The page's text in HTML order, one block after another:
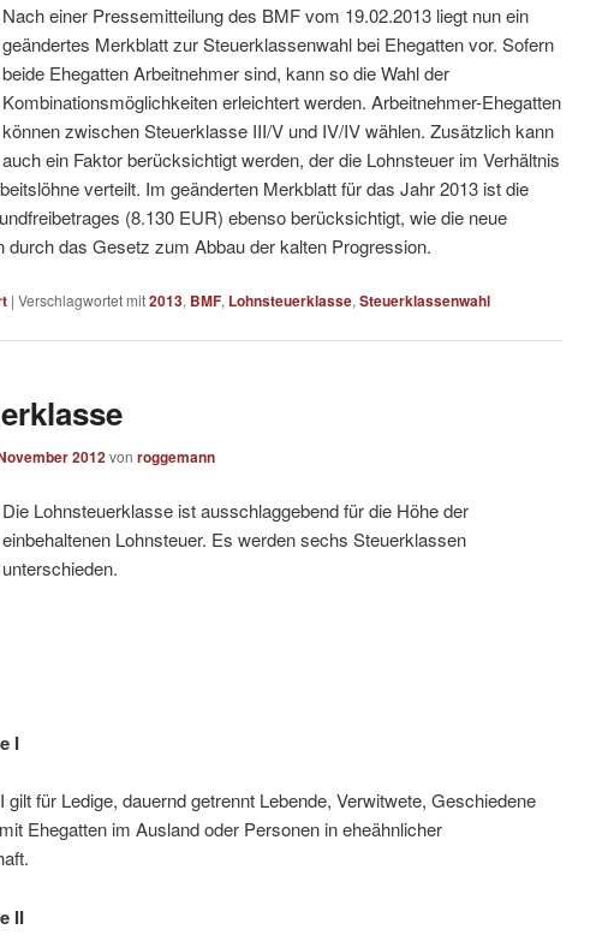
Nach einer Pressemitteilung des BMF vom 19.02.2013 liegt nun ein
geändertes Merkblatt zur Steuerklassenwahl bei Ehegatten vor. Sofern
beide Ehegatten Arbeitnehmer sind, kann so die Wahl der
Kombinationsmöglichkeiten erleichtert werden. Arbeitnehmer-Ehegatten
können zwischen Steuerklasse III/V und IV/IV wählen. Zusätzlich kann
auch ein Faktor berücksichtigt werden, der die Lohnsteuer im Verhältnis
verteilt. Im geänderten Merkblatt für das Jahr 2013 ist die
(8.130 EUR) ebenso berücksichtigt, wie die neue
durch das Gesetz zum Abbau der kalten Progression.
| Verschlagwortet mit2013, BMF, Lohnsteuerklasse, Steuerklassenwahl
2012von roggemann
Die Lohnsteuerklasse ist ausschlaggebend für die Höhe der
einbehaltenen Lohnsteuer. Es werden sechs Steuerklassen
unterschieden.
I
gilt für Ledige, dauernd getrennt Lebende, Verwitwete, Geschiedene
Ehegatten im Ausland oder Personen in eheähnlicher
II